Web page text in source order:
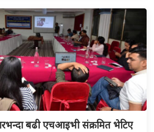
बढी एचआइभी संक्रमित भेटिए